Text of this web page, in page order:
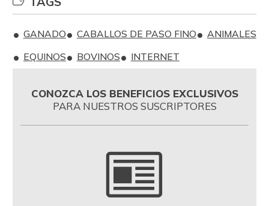
GANADO CABALLOS DE PASO FINO
ANIMALES
EQUINOS
BOVINOS INTERNET
CONOZCA LOS BENEFICIOS EXCLUSIVOS
PARA NUESTROS SUSCRIPTORES